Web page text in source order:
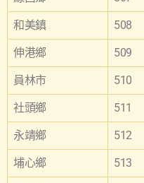
和美鎮 508
伸港鄉 509
員林市 510
社頭鄉 511
永靖鄉 512
埔心鄉 513